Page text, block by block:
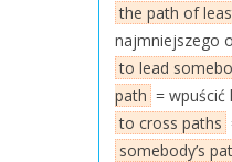
the path of
naj­mniej­sze­go
to lead
path = wpu­ścić
to cross paths
somebody’s